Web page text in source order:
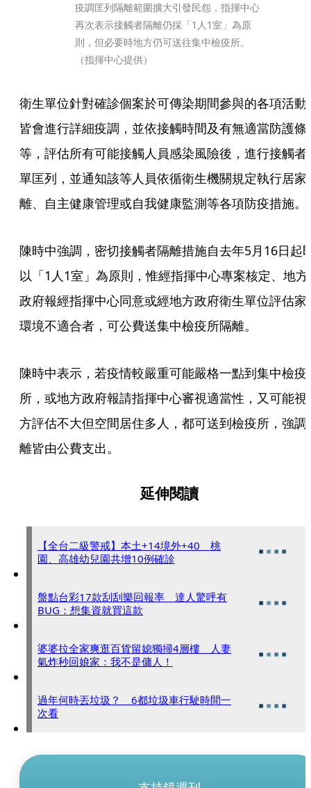
疫調匡列隔離範圍擴大引發民怨，指揮中心
再次表示接觸者隔離仍採「1人1室」為原
則，但必要時地方仍可送往集中檢疫所。
（指揮中心提供）
衛生單位針對確診個案於可傳染期間參與的各項活動
皆會進行詳細疫調，並依接觸時間及有無適當防護條
等，評估所有可能接觸人員感染風險後，進行接觸者
單匡列，並通知該等人員依循衛生機關規定執行居家
離、自主健康管理或自我健康監測等各項防疫措施。
陳時中強調，密切接觸者隔離措施自去年5月16日起
以「1人1室」為原則，惟經指揮中心專案核定、地方
政府報經指揮中心同意或經地方政府衛生單位評估家
環境不適合者，可公費送集中檢疫所隔離。
陳時中表示，若疫情較嚴重可能嚴格一點到集中檢疫
所，或地方政府報請指揮中心審視適當性，又可能視
方評估不大但空間居住多人，都可送到檢疫所，強調
離皆由公費支出。
延伸閱讀
【全台二級警戒】本土+14境外+40 桃
園、高雄幼兒園共增10例確診
盤點台彩17款刮刮樂回報率 達人驚呼有
BUG：想集資就買這款
婆婆拉全家爽逛百貨留媳獨掃4層樓 人妻
氣炸秒回娘家：我不是傭人！
過年何時丟垃圾？ 6都垃圾車行駛時間一
次看